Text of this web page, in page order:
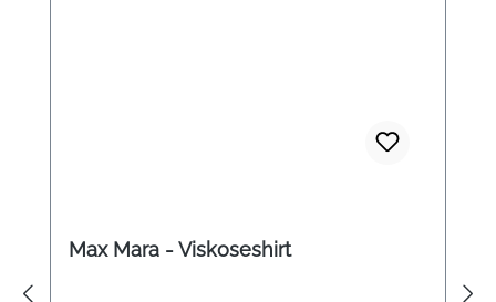
Max Mara - Viskoseshirt